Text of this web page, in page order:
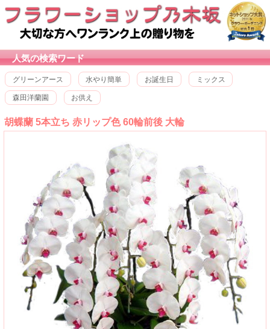
人気の検索ワード
グリーンアース 水やり簡単 お誕生日 ミックス
森田洋蘭園 お供え
胡蝶蘭 5本立ち 赤リップ色 60輪前後 大輪